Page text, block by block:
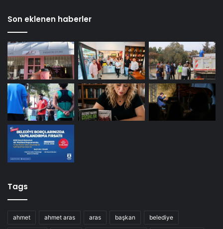
Son eklenen haberler
Tags
ahmet ahmet aras aras başkan belediye